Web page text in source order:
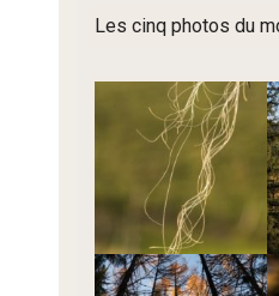
Les cinq photos du